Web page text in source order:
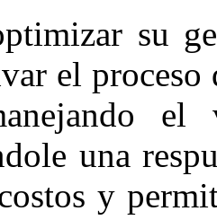
su
el proceso
el
una
y